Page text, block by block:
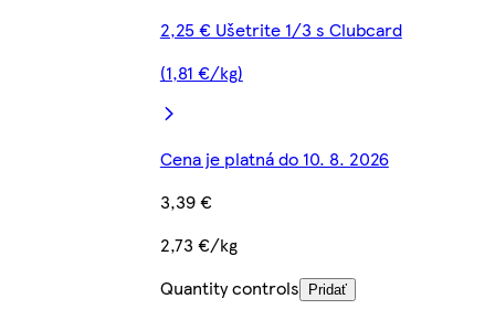
2,25 € Ušetrite 1/3 s Clubcard
(1,81 €/kg)
Cena je platná do 10. 8. 2026
3,39 €
2,73 €/kg
Quantity controls
Pridať